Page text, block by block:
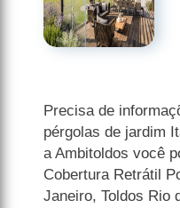
Precisa de
pérgolas de jardim
a Ambitoldos você
Cobertura Retrátil
Janeiro, Toldos Rio